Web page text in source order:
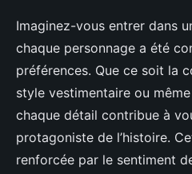
Imaginez-vous entrer dans
chaque personnage a été
préférences. Que ce soit la
style vestimentaire ou
chaque détail contribue à
protagoniste de l’histoire.
renforcée par le sentiment